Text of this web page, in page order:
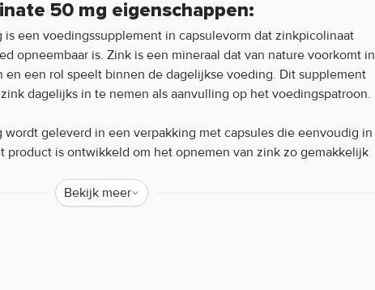
50 mg eigenschappen:
is een voedingssupplement in capsulevorm dat zinkpicolinaat
opneembaar is. Zink is een mineraal dat van nature voorkomt in
een rol speelt binnen de dagelijkse voeding. Dit supplement
dagelijks in te nemen als aanvulling op het voedingspatroon.
wordt geleverd in een verpakking met capsules die eenvoudig in
product is ontwikkeld om het opnemen van zink zo gemakkelijk
geschikt voor dagelijks gebruik.
50 mg kenmerken:
Bekijk meer